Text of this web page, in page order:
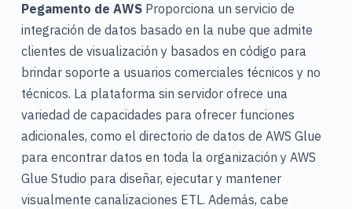
Pegamento de AWSProporciona un servicio de
integración de datos basado en la nube que admite
clientes de visualización y basados en código para
brindar soporte a usuarios comerciales técnicos y no
técnicos. La plataforma sin servidor ofrece una
variedad de capacidades para ofrecer funciones
adicionales, como el directorio de datos de AWS Glue
para encontrar datos en toda la organización y AWS
Glue Studio para diseñar, ejecutar y mantener
visualmente canalizaciones ETL. Además, cabe